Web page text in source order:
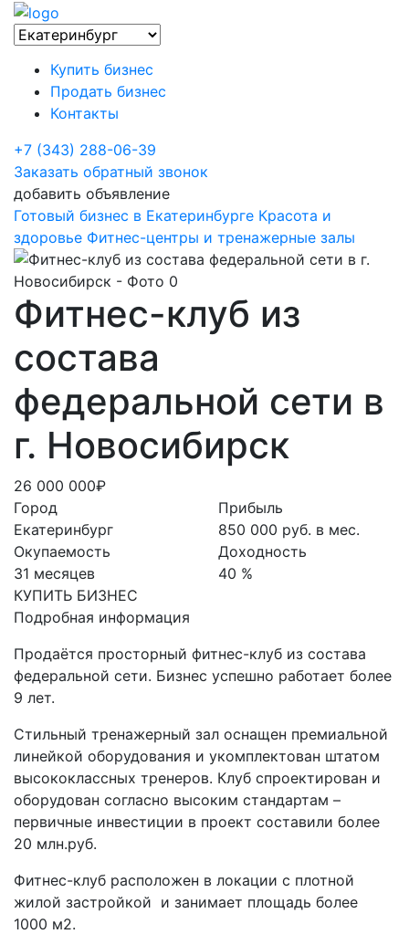
Купить бизнес
Продать бизнес
Контакты
+7 (343) 288-06-39
Заказать обратный звонок
добавить объявление
Готовый бизнес в Екатеринбурге Красота и
здоровье Фитнес-центры и тренажерные залы
Фитнес-клуб из
состава
федеральной сети в
г. Новосибирск
26 000 000₽
Город
Екатеринбург
Окупаемость
31 месяцев
КУПИТЬ БИЗНЕС
Прибыль
850 000 руб. в мес.
Доходность
40 %
Подробная информация
Продаётся просторный фитнес-клуб из состава
федеральной сети. Бизнес успешно работает более
9 лет.
Стильный тренажерный зал оснащен премиальной
линейкой оборудования и укомплектован штатом
высококлассных тренеров. Клуб спроектирован и
оборудован согласно высоким стандартам –
первичные инвестиции в проект составили более
20 млн.руб.
Фитнес-клуб расположен в локации с плотной
жилой застройкой и занимает площадь более
1000 м2.